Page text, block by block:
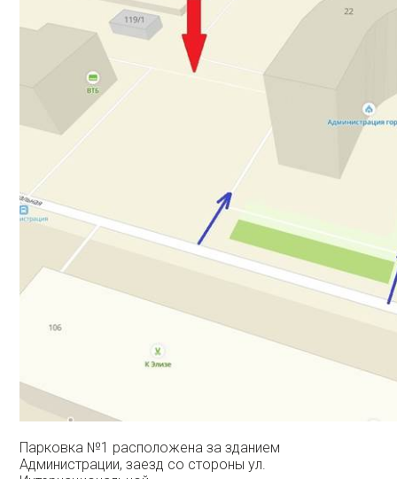
Парковка №1 расположена за зданием
Администрации, заезд со стороны ул.